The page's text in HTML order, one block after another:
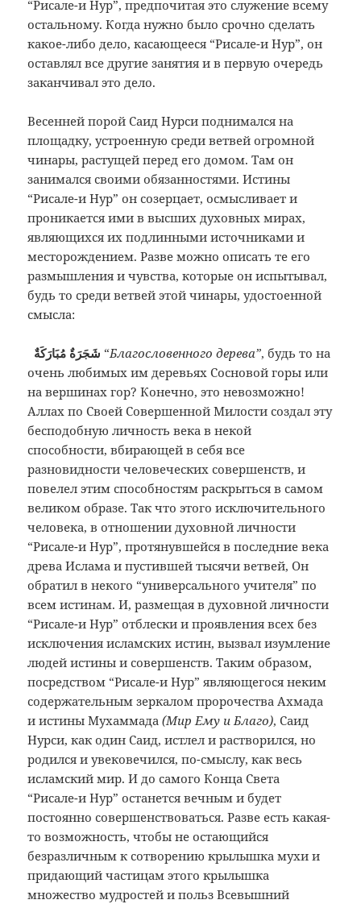
“Рисале-и Нур”, предпочитая это служение всему
остальному. Когда нужно было срочно сделать
какое-либо дело, касающееся “Рисале-и Нур”, он
оставлял все другие занятия и в первую очередь
заканчивал это дело.
Весенней порой Саид Нурси поднимался на
площадку, устроенную среди ветвей огромной
чинары, растущей перед его домом. Там он
занимался своими обязанностями. Истины
“Рисале-и Нур” он созерцает, осмысливает и
проникается ими в высших духовных мирах,
являющихся их подлинными источниками и
месторождением. Разве можно описать те его
размышления и чувства, которые он испытывал,
будь то среди ветвей этой чинары, удостоенной
смысла:
“Благословенного дерева”, будь то на
очень любимых им деревьях Сосновой горы или
на вершинах гор? Конечно, это невозможно!
Аллах по Своей Совершенной Милости создал эту
бесподобную личность века в некой
способности, вбирающей в себя все
разновидности человеческих совершенств, и
повелел этим способностям раскрыться в самом
великом образе. Так что этого исключительного
человека, в отношении духовной личности
“Рисале-и Нур”, протянувшейся в последние века
древа Ислама и пустившей тысячи ветвей, Он
обратил в некого “универсального учителя” по
всем истинам. И, размещая в духовной личности
“Рисале-и Нур” отблески и проявления всех без
исключения исламских истин, вызвал изумление
людей истины и совершенств. Таким образом,
посредством “Рисале-и Нур” являющегося неким
содержательным зеркалом пророчества Ахмада
и истины Мухаммада(Мир Ему и Благо), Саид
Нурси, как один Саид, истлел и растворился, но
родился и увековечился, по-смыслу, как весь
исламский мир. И до самого Конца Света
“Рисале-и Нур” останется вечным и будет
постоянно совершенствоваться. Разве есть какая-
то возможность, чтобы не остающийся
безразличным к сотворению крылышка мухи и
придающий частицам этого крылышка
множество мудростей и польз Всевышний